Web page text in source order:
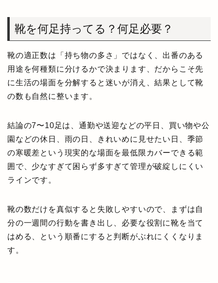
靴を何足持ってる？何足必要？
靴の適正数は「持ち物の多さ」ではなく、出番のある
用途を何種類に分けるかで決まります、だからこそ先
に生活の場面を分解すると迷いが消え、結果として靴
の数も自然に整います。
結論の7〜10足は、通勤や送迎などの平日、買い物や公
園などの休日、雨の日、きれいめに見せたい日、季節
の寒暖差という現実的な場面を最低限カバーできる範
囲で、少なすぎて困らず多すぎて管理が破綻しにくい
ラインです。
靴の数だけを真似すると失敗しやすいので、まずは自
分の一週間の行動を書き出し、必要な役割に靴を当て
はめる、という順番にすると判断がぶれにくくなりま
す。